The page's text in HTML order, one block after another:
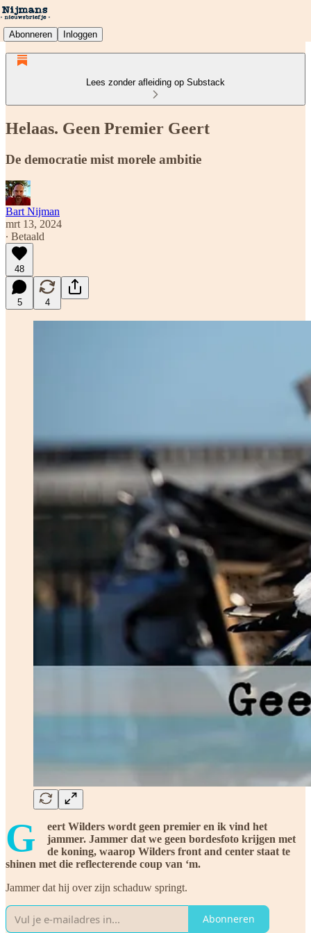
Abonneren Inloggen
Lees zonder afleiding op Substack
Helaas. Geen Premier Geert
De democratie mist morele ambitie
Bart Nijman
mrt 13, 2024
∙ Betaald
48
5 4
G
eert Wilders wordt geen premier en ik vind het
jammer. Jammer dat we geen bordesfoto krijgen met
de koning, waarop Wilders front and center staat te
shinen met die reflecterende coup van ‘m.
Jammer dat hij over zijn schaduw springt.
Abonneren